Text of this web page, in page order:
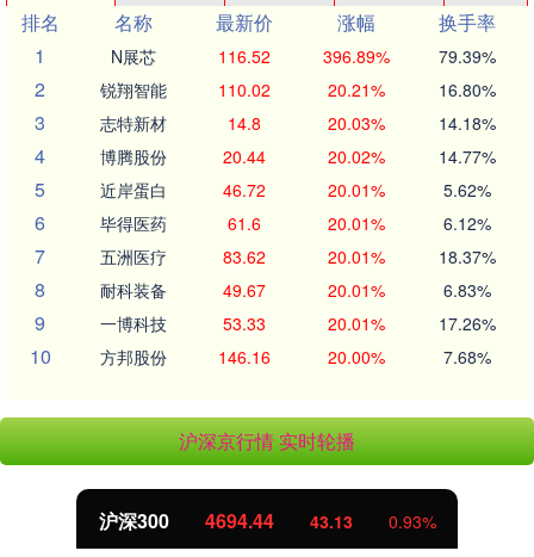
排名
名称 最新价 涨幅
换手率
1
N展芯 116.52 396.89% 79.39%
2 锐翔智能 110.02 20.21% 16.80%
3 志特新材 14.8 20.03% 14.18%
4 博腾股份 20.44 20.02% 14.77%
5 近岸蛋白 46.72 20.01% 5.62%
6 毕得医药 61.6 20.01% 6.12%
7 五洲医疗 83.62 20.01% 18.37%
8 耐科装备 49.67 20.01% 6.83%
9 一博科技 53.33 20.01% 17.26%
10 方邦股份 146.16 20.00% 7.68%
沪深京行情 实时轮播
北证50 1134.24 11.37 1.01%